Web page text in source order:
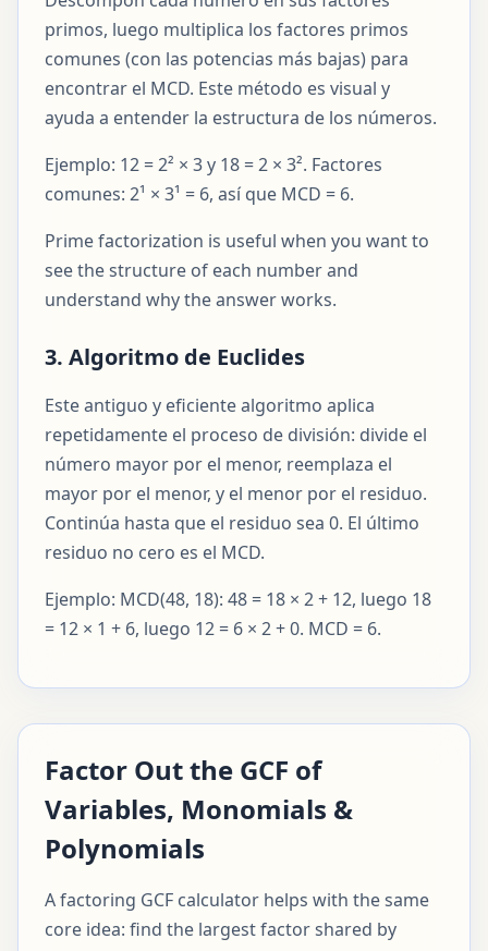
primos, luego multiplica los factores primos
comunes (con las potencias más bajas) para
encontrar el MCD. Este método es visual y
ayuda a entender la estructura de los números.
Ejemplo: 12 = 2² × 3 y 18 = 2 × 3². Factores
comunes: 2¹ × 3¹ = 6, así que MCD = 6.
Prime factorization is useful when you want to
see the structure of each number and
understand why the answer works.
3. Algoritmo de Euclides
Este antiguo y eficiente algoritmo aplica
repetidamente el proceso de división: divide el
número mayor por el menor, reemplaza el
mayor por el menor, y el menor por el residuo.
Continúa hasta que el residuo sea 0. El último
residuo no cero es el MCD.
Ejemplo: MCD(48, 18): 48 = 18 × 2 + 12, luego 18
= 12 × 1 + 6, luego 12 = 6 × 2 + 0. MCD = 6.
Factor Out the GCF of
Variables, Monomials &
Polynomials
A factoring GCF calculator helps with the same
core idea: find the largest factor shared by